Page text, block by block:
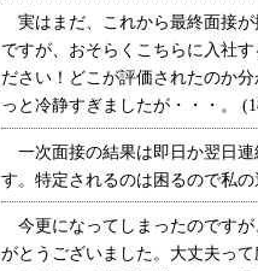
実はまだ、これから最終面接が
ですが、おそらくこちらに入社
ださい！どこが評価されたのか
っと冷静すぎましたが・・・。
一次面接の結果は即日か翌日連
す。特定されるのは困るので私
今更になってしまったのですが
がとうございました。大丈夫っ